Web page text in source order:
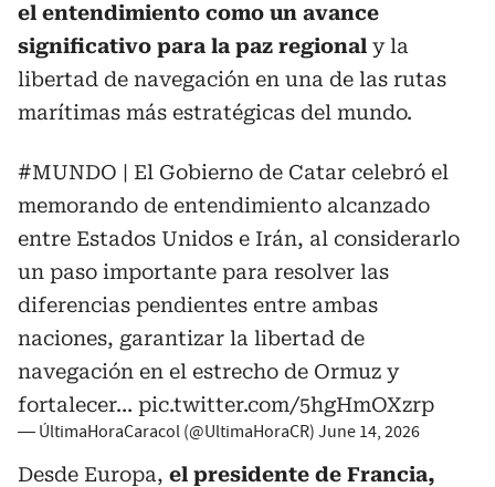
el entendimiento como un avance
significativo para la paz regional y la
libertad de navegación en una de las rutas
marítimas más estratégicas del mundo.
#MUNDO | El Gobierno de Catar celebró el
memorando de entendimiento alcanzado
entre Estados Unidos e Irán, al considerarlo
un paso importante para resolver las
diferencias pendientes entre ambas
naciones, garantizar la libertad de
navegación en el estrecho de Ormuz y
fortalecer… pic.twitter.com/5hgHmOXzrp
— ÚltimaHoraCaracol (@UltimaHoraCR) June 14, 2026
Desde Europa, el presidente de Francia,